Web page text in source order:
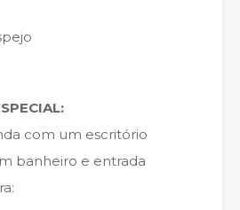
com um escritório
banheiro e entrada